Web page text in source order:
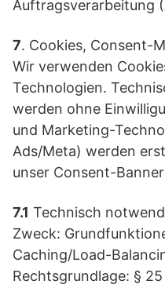
Auftragsverarbeitung
7. Cookies, Consent-
Wir verwenden
Technologien.
werden ohne
und Marketing-
Ads/Meta) werden
unser Consent-
7.1 Technisch
Zweck:
Caching/Load-
Rechtsgrundlage: §